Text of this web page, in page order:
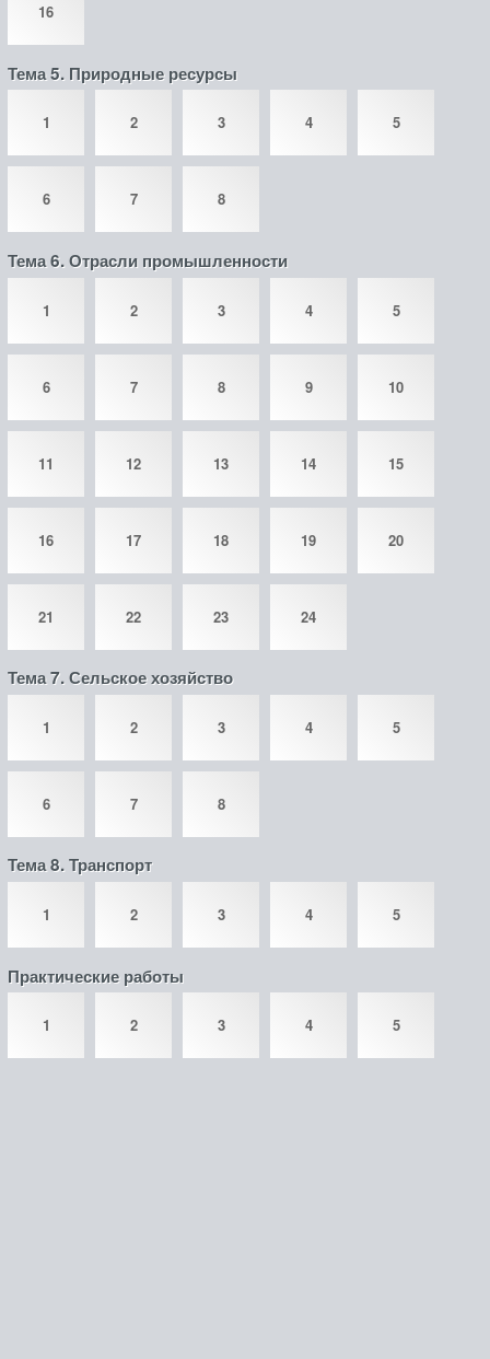
16
Тема 5. Природные ресурсы
1 2 3 4 5
6 7 8
Тема 6. Отрасли промышленности
1 2 3 4 5
6 7 8 9 10
11 12 13 14 15
16 17 18 19 20
21 22 23 24
Тема 7. Сельское хозяйство
1 2 3 4 5
6 7 8
Тема 8. Транспорт
1 2 3 4 5
Практические работы
1 2 3 4 5